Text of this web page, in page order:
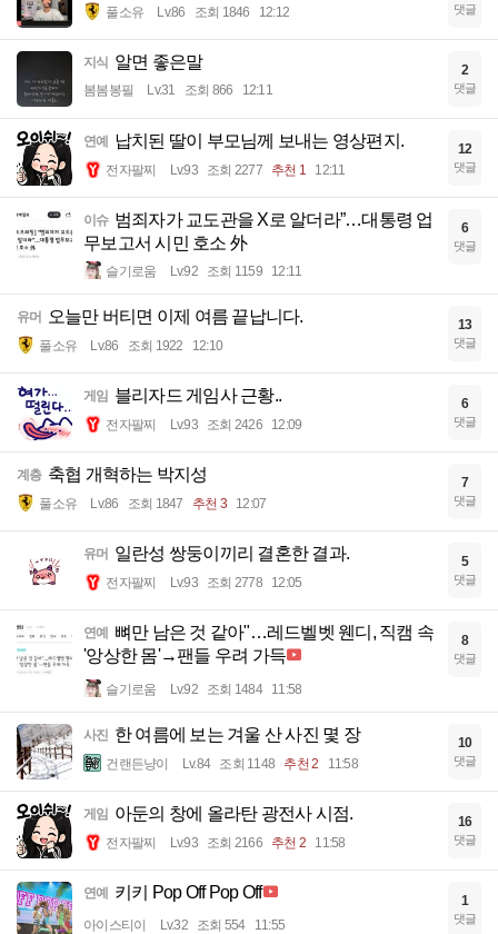
풀소유 Lv.86 조회 1846 12:12 댓글
지식 알면 좋은말
봄봄봉필 Lv.31 조회 866 12:11
2
댓글
연예 납치된 딸이 부모님께 보내는 영상편지.
전자팔찌 Lv.93 조회 2277 추천 1 12:11
12
댓글
이슈 범죄자가 교도관을 X로 알더라”…대통령 업
무보고서 시민 호소 外
슬기로움 Lv.92 조회 1159 12:11
6
댓글
유머 오늘만 버티면 이제 여름 끝납니다.
풀소유 Lv.86 조회 1922 12:10
13
댓글
게임 블리자드 게임사 근황..
전자팔찌 Lv.93 조회 2426 12:09
6
댓글
계층 축협 개혁하는 박지성
풀소유 Lv.86 조회 1847 추천 3 12:07
7
댓글
유머 일란성 쌍둥이끼리 결혼한 결과.
전자팔찌 Lv.93 조회 2778 12:05
5
댓글
연예 뼈만 남은 것 같아"…레드벨벳 웬디, 직캠 속
'앙상한 몸'→팬들 우려 가득
슬기로움 Lv.92 조회 1484 11:58
8
댓글
사진 한 여름에 보는 겨울 산 사진 몇 장
건랜든냥이 Lv.84 조회 1148 추천 2 11:58
10
댓글
게임 아둔의 창에 올라탄 광전사 시점.
전자팔찌 Lv.93 조회 2166 추천 2 11:58
16
댓글
연예 키키 Pop Off Pop Off
아이스티이 Lv.32 조회 554 11:55
1
댓글